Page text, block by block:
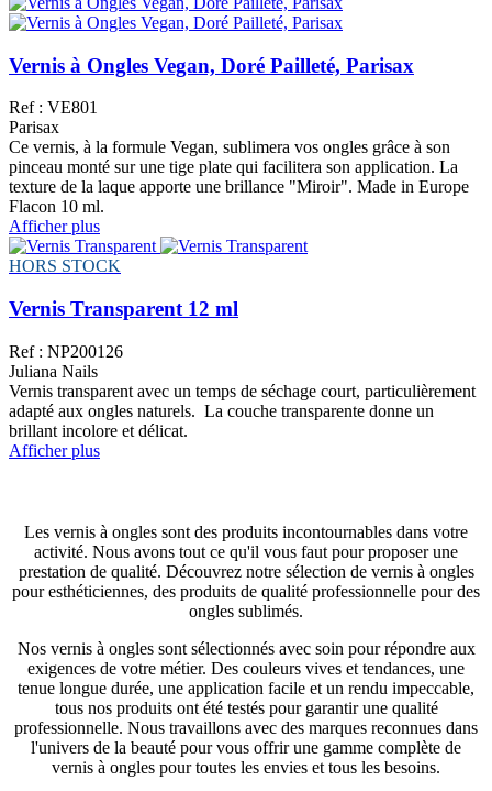
Vernis à Ongles Vegan, Doré Pailleté, Parisax
Ref : VE801
Parisax
Ce vernis, à la formule Vegan, sublimera vos ongles grâce à son
pinceau monté sur une tige plate qui facilitera son application. La
texture de la laque apporte une brillance "Miroir". Made in Europe
Flacon 10 ml.
Afficher plus
HORS STOCK
Vernis Transparent 12 ml
Ref : NP200126
Juliana Nails
Vernis transparent avec un temps de séchage court, particulièrement
adapté aux ongles naturels. La couche transparente donne un
brillant incolore et délicat.
Afficher plus
Les vernis à ongles sont des produits incontournables dans votre
activité. Nous avons tout ce qu'il vous faut pour proposer une
prestation de qualité. Découvrez notre sélection de vernis à ongles
pour esthéticiennes, des produits de qualité professionnelle pour des
ongles sublimés.
Nos vernis à ongles sont sélectionnés avec soin pour répondre aux
exigences de votre métier. Des couleurs vives et tendances, une
tenue longue durée, une application facile et un rendu impeccable,
tous nos produits ont été testés pour garantir une qualité
professionnelle. Nous travaillons avec des marques reconnues dans
l'univers de la beauté pour vous offrir une gamme complète de
vernis à ongles pour toutes les envies et tous les besoins.